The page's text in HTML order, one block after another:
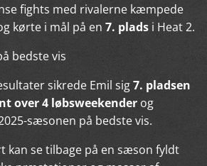
fights med rivalerne kæmpede
kørte i mål på en 7. plads i Heat 2.
bedste vis
sikrede Emil sig7. pladsen
over 4 løbsweekender og
sæsonen på bedste vis.
kan se tilbage på en sæson fyldt